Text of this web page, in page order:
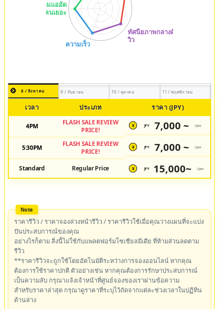
8 / สิงหาคม 9 / กันยายน 10 / ตุลาคม 11 / พฤศจิกายน
เวลา ประเภท ราคา (JPY)
4PM
FLASH SALE REVIEW
PRICE!
¥ JPY 7,000 ~ /pax
5:30PM
FLASH SALE REVIEW
PRICE!
¥ JPY 7,000 ~ /pax
Standard Regular Price ¥ JPY 15,000~ /pax
ราคารีวิว / ราคาจองล่วงหน้ารีวิว / ราคารีวิวใช้เมื่อคุณวางแผนที่จะแบ่ง
ปันประสบการณ์ของคุณ
อย่างไรก็ตาม สิ่งนี้ไม่ใช้กับแพลตฟอร์มโซเชียลมีเดีย ที่ห้ามส่วนลดตาม
รีวิว
**ราคารีวิวจะถูกใช้โดยอัตโนมัติระหว่างการจองออนไลน์ หากคุณ
ต้องการใช้ราคาปกติ ตัวอย่างเช่น หากคุณต้องการรักษาประสบการณ์
เป็นความลับ กรุณาแจ้งเจ้าหน้าที่ศูนย์จองของเราผ่านข้อความ
สำหรับราคาล่าสุด กรุณาดูราคาที่ระบุไว้ถัดจากแต่ละช่วงเวลาในปฏิทิน
ด้านล่าง